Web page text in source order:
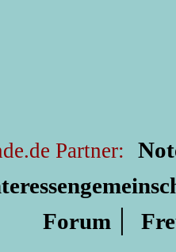
Partner:
Forum |